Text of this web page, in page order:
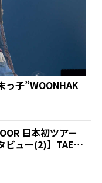
っ子”WOONHAK
日本初ツアー
ビュー(2)】TAESA